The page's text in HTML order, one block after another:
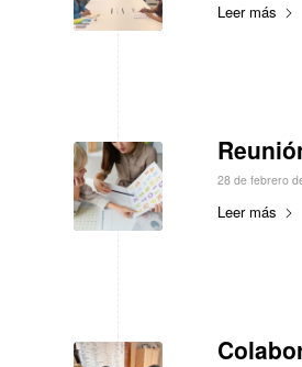
Leer más
28 de febrero
Leer más